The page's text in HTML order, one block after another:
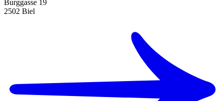
Burggasse 19
2502 Biel